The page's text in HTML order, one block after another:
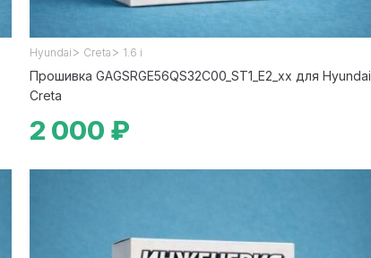
Hyundai > Creta > 1.6 i
Прошивка GAGSRGE56QS32C00_ST1_E2_xx для Hyundai
Creta
2 000 ₽